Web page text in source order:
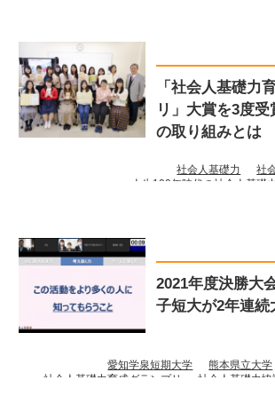
「社会人基礎力
リ」大賞を3度
の取り組みとは
社会人基礎力
社
人生100年時代の社会人基礎
2021年度決勝
子短大が2年連続
愛知学泉短期大学 熊本県立大学
社会人基礎力育成グランプリ
社会人基礎力協